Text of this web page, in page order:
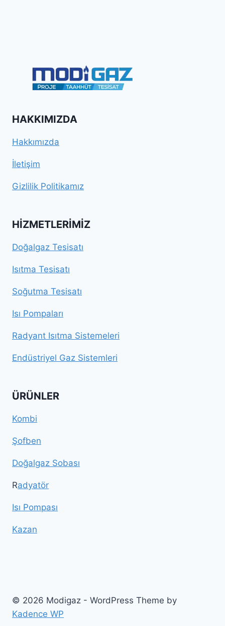
HAKKIMIZDA
Hakkımızda
İletişim
Gizlilik Politikamız
HIZMETLERIMIZ
Doğalgaz Tesisatı
Isıtma Tesisatı
Soğutma Tesisatı
Isı Pompaları
Radyant Isıtma Sistemeleri
Endüstriyel Gaz Sistemleri
ÜRÜNLER
Kombi
Şofben
Doğalgaz Sobası
Radyatör
Isı Pompası
Kazan
© 2026 Modigaz - WordPress Theme by
Kadence WP